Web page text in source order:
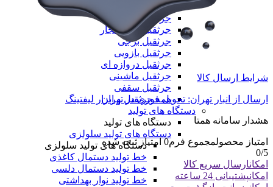
جرثقیل برقی
جرثقیل دستی
جرثقیل ضد انفجار
جرثقیل برجی
جرثقیل بازویی
جرثقیل دروازه ای
جرثقیل ماشینی
جرثقیل سقفی
همه جرثقیل و ابزار لیفتینگ
دستگاه های تولید
دستگاه های تولید
دستگاه های تولید سلولزی
دستگاه های تولید سلولزی
خط تولید دستمال کاغذی
خط تولید دستمال دلسی
خط تولید نوار بهداشتی
شرایط ارسال کالا
ارسال از انبار تهران: تحویل فوری در تهران
هشدار سامانه همتا
امتیاز محصولمجموع فرم0امتیاز ثبت شده
0/5
امکانارسال سریع کالا
امکانپشتیبانی 24 ساعته